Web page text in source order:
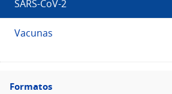
SARS-CoV-2
Vacunas
Filtro
Formatos